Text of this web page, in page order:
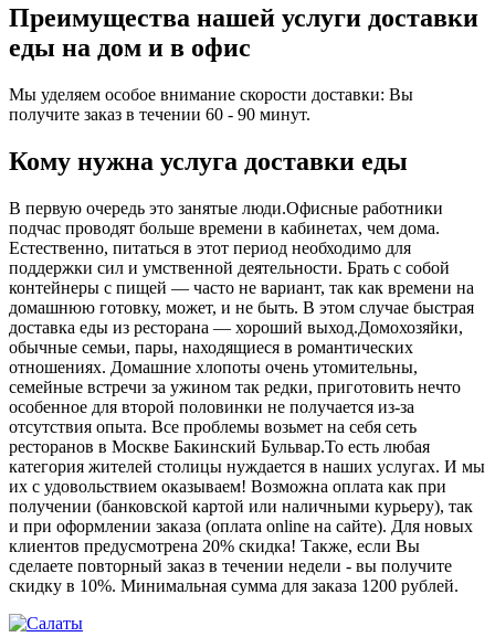
Преимущества нашей услуги доставки
еды на дом и в офис
Мы уделяем особое внимание скорости доставки: Вы
получите заказ в течении 60 - 90 минут.
Кому нужна услуга доставки еды
В первую очередь это занятые люди.Офисные работники
подчас проводят больше времени в кабинетах, чем дома.
Естественно, питаться в этот период необходимо для
поддержки сил и умственной деятельности. Брать с собой
контейнеры с пищей ― часто не вариант, так как времени на
домашнюю готовку, может, и не быть. В этом случае быстрая
доставка еды из ресторана ― хороший выход.Домохозяйки,
обычные семьи, пары, находящиеся в романтических
отношениях. Домашние хлопоты очень утомительны,
семейные встречи за ужином так редки, приготовить нечто
особенное для второй половинки не получается из-за
отсутствия опыта. Все проблемы возьмет на себя сеть
ресторанов в Москве Бакинский Бульвар.То есть любая
категория жителей столицы нуждается в наших услугах. И мы
их с удовольствием оказываем! Возможна оплата как при
получении (банковской картой или наличными курьеру), так
и при оформлении заказа (оплата online на сайте). Для новых
клиентов предусмотрена 20% скидка! Также, если Вы
сделаете повторный заказ в течении недели - вы получите
скидку в 10%. Минимальная сумма для заказа 1200 рублей.